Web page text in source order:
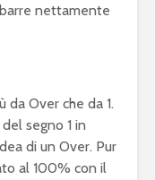
nettamente
Over che da 1.
segno 1 in
di un Over. Pur
al 100% con il